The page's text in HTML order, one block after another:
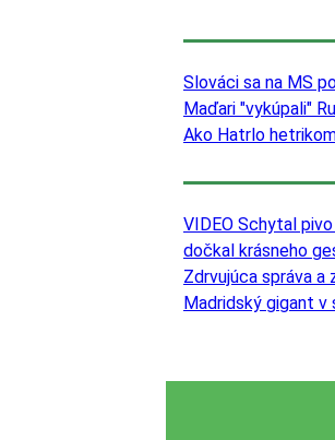
Slováci sa na MS
Maďari "vykúpali"
Ako Hatrlo
VIDEO Schytal
dočkal krásneho
Zdrvujúca správa
Madridský gigant v